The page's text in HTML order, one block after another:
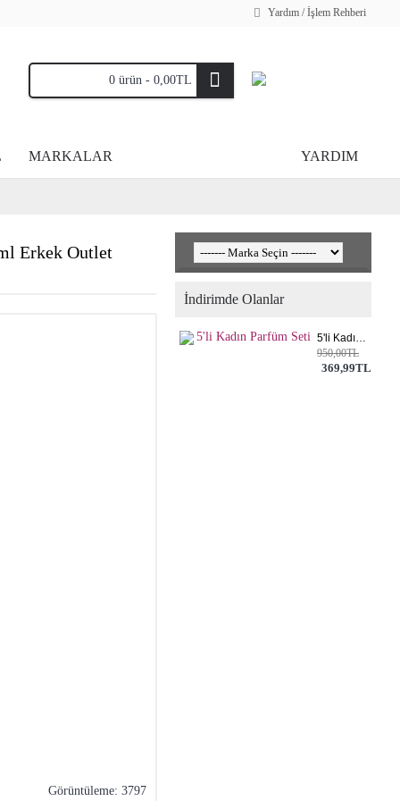
Yardım / İşlem Rehberi
0 ürün - 0,00TL
MARKALAR YARDIM
İndirimde Olanlar
5'li Kadın Parfüm Seti
950,00TL
369,99TL
Erkek Outlet
Görüntüleme: 3797